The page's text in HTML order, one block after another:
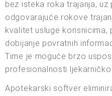
bez isteka roka trajanja,
odgovarajuće rokove
kvalitet usluge korisnicima,
dobijanje povratnih
Time je moguće brzo
profesionalnosti
Apotekarski softver